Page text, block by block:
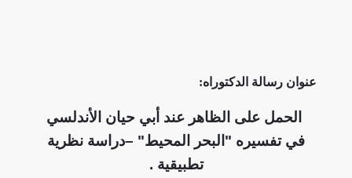
الدكتوراه:
على الظاهر عند أبي حيان الأندلسي
"البحر المحيط" –دراسة نظرية